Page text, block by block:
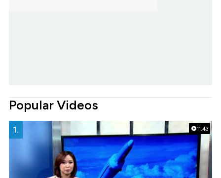
Popular Videos
11:43
1.